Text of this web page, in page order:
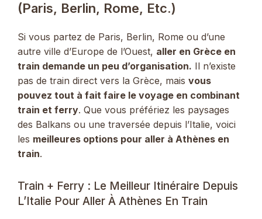
(Paris, Berlin, Rome, Etc.)
Si vous partez de Paris, Berlin, Rome ou d’une
autre ville d’Europe de l’Ouest, aller en Grèce en
train demande un peu d’organisation. Il n’existe
pas de train direct vers la Grèce, mais vous
pouvez tout à fait faire le voyage en combinant
train et ferry. Que vous préfériez les paysages
des Balkans ou une traversée depuis l’Italie, voici
les meilleures options pour aller à Athènes en
train.
Train + Ferry : Le Meilleur Itinéraire Depuis
L’Italie Pour Aller À Athènes En Train